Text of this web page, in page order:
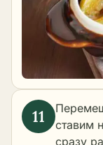
ставим
сразу